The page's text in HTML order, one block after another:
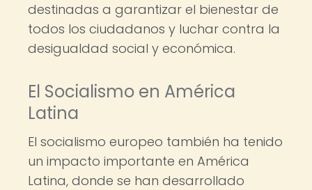
destinadas a garantizar el bienestar de
todos los ciudadanos y luchar contra la
desigualdad social y económica.
El Socialismo en América
Latina
El socialismo europeo también ha tenido
un impacto importante en América
Latina, donde se han desarrollado